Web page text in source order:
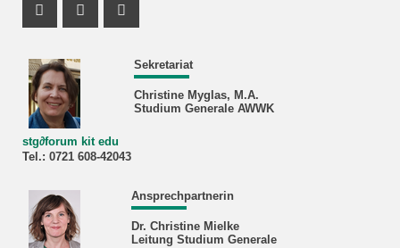
Sekretariat
Christine Myglas, M.A.
Studium Generale AWWK
stg∂forum kit edu
Tel.: 0721 608‐42043
Ansprechpartnerin
Dr. Christine Mielke
Leitung Studium Generale
Instagram Profil
Facebook Profil
Youtube Profil